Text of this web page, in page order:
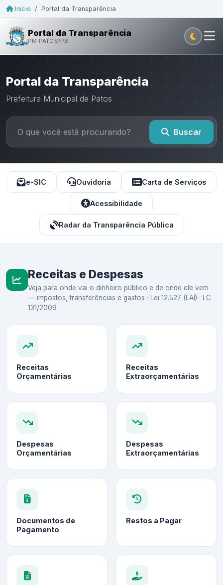
Início / Portal da Transparência
Portal da Transparência
PM PATOS/PB
Portal da Transparência
Prefeitura Municipal de Patos
Buscar
e-SIC Ouvidoria Carta de Serviços
Acessibilidade
Radar da Transparência Pública
Receitas e Despesas
Veja para onde vai o dinheiro público e de onde ele vem
— impostos, transferências e gastos · Lei 12.527 (LAI) · LC
131/2009
Receitas
Orçamentárias
Receitas
Extraorçamentárias
Despesas
Orçamentárias
Despesas
Extraorçamentárias
Documentos de
Pagamento
Restos a Pagar